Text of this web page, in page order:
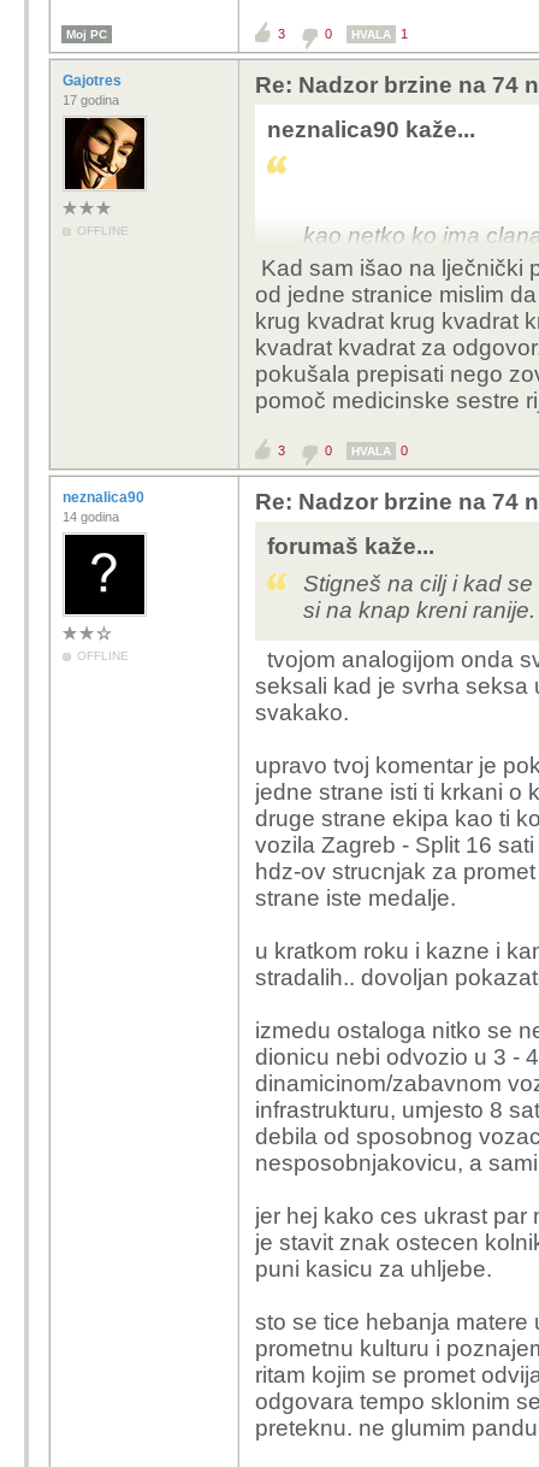
Moj PC 3 0 HVALA 1
Gajotres
17 godina
OFFLINE
Re: Nadzor brzine na 74
neznalica90 kaže...
kao netko ko ima
nasmijao na ovaj
ljude koji dolaze
uplatnicu ili imaju
potrebnom
Kad sam išao na lječnički
od jedne stranice mislim
krug kvadrat krug kvadrat
kvadrat kvadrat za
pokušala prepisati nego
pomoč medicinske sestre
3 0 HVALA 0
neznalica90
14 godina
OFFLINE
Re: Nadzor brzine na 74
forumaš kaže...
Stigneš na cilj i kad
si na knap kreni ranije.
tvojom analogijom onda
seksali kad je svrha seksa
svakako.
upravo tvoj komentar je
jedne strane isti ti krkani o
druge strane ekipa kao ti
vozila Zagreb - Split 16
hdz-ov strucnjak za
strane iste medalje.
u kratkom roku i kazne i
stradalih.. dovoljan
izmedu ostaloga nitko se
dionicu nebi odvozio u 3 -
dinamicinom/zabavnom
infrastrukturu, umjesto 8
debila od sposobnog
nesposobnjakovicu, a
jer hej kako ces ukrast par
je stavit znak ostecen
puni kasicu za uhljebe.
sto se tice hebanja matere
prometnu kulturu i
ritam kojim se promet
odgovara tempo sklonim
preteknu. ne glumim